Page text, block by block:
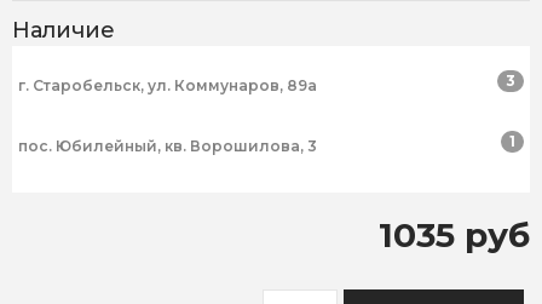
Наличие
г. Старобельск, ул. Коммунаров, 89а 3
пос. Юбилейный, кв. Ворошилова, 3 1
1035 руб